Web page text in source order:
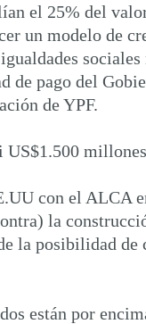
el 25% del
un modelo de
de pago del
de YPF.
US$1.500
con el ALCA
la
la posibilidad
están por